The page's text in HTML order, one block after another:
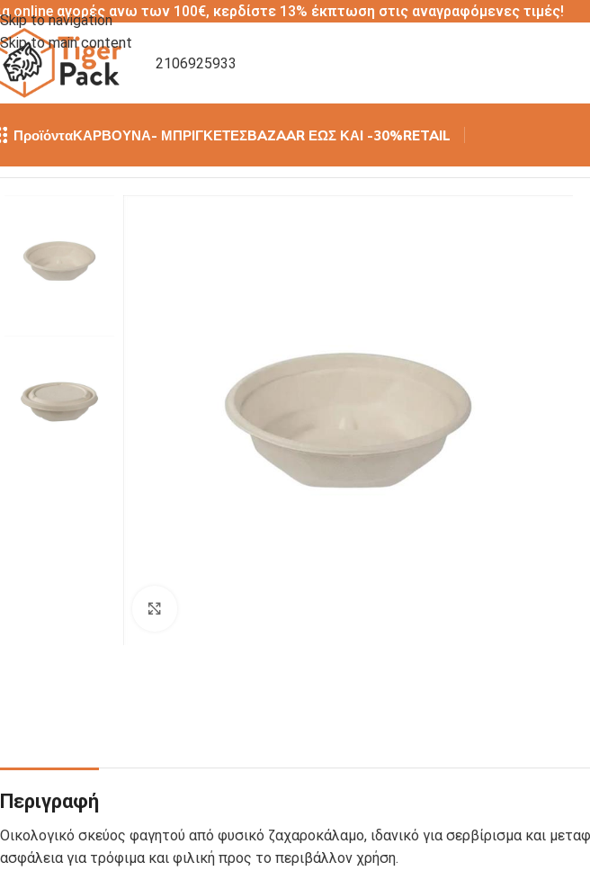
Skip to navigation
Skip to main content
online αγορές ανω των 100€, κερδίστε 13% έκπτωση στις αναγραφόμενες τιμές!
2106925933
Προϊόντα
C-PET-ECO
ΠΟΛΥΠΡΟΠΥΛΕΝΙΟΥ
TRI-POTS
ΚΑΡΒΟΥΝΑ- ΜΠΡΙΓΚΕΤΕΣBAZAAR ΕΩΣ ΚΑΙ -30%RETAIL
Περιγραφή
Οικολογικό σκεύος φαγητού από φυσικό ζαχαροκάλαμο, ιδανικό για σερβίρισμα και
ασφάλεια για τρόφιμα και φιλική προς το περιβάλλον χρήση.